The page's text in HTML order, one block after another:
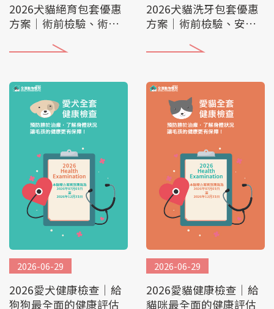
2026犬貓絕育包套優惠
方案│術前檢驗、術後
2026犬貓洗牙包套優惠
方案│術前檢驗、安心
2026-06-29
2026愛犬健康檢查│給
狗狗最全面的健康評估
2026-06-29
2026愛貓健康檢查│給
貓咪最全面的健康評估